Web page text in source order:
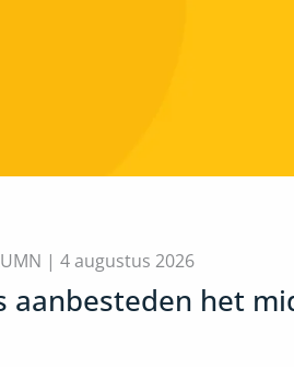
| 4 augustus 2026
aanbesteden het